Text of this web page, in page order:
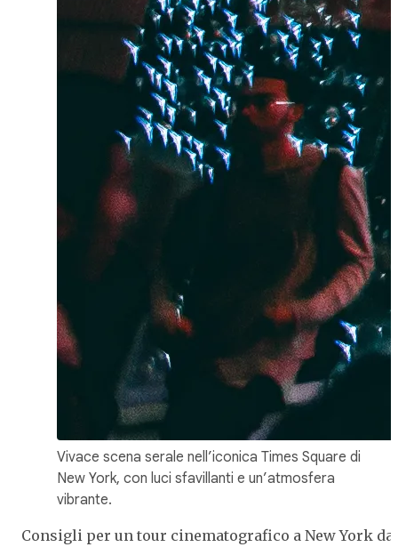
Vivace scena serale nell’iconica Times Square di
New York, con luci sfavillanti e un’atmosfera
vibrante.
Consigli per un tour cinematografico a New York da